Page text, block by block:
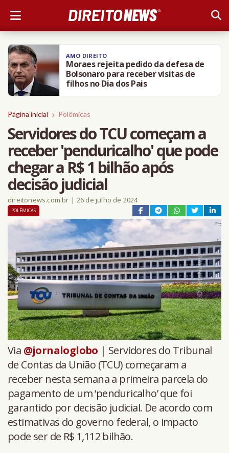
AMO DIREITO
Moraes rejeita pedido da defesa de
Bolsonaro para receber visitas de
filhos no Dia dos Pais
Página inicial Polêmicas
Servidores do TCU começam a
receber 'penduricalho' que pode
chegar a R$ 1 bilhão após
decisão judicial
direitonews.com.br | 26 de julho de 2024
POLÊMICAS
Via @jornaloglobo | Servidores do Tribunal
de Contas da União (TCU) começaram a
receber nesta semana a primeira parcela do
pagamento de um ‘penduricalho’ que foi
garantido por decisão judicial. De acordo com
estimativas do governo federal, o impacto
pode ser de R$ 1,112 bilhão.